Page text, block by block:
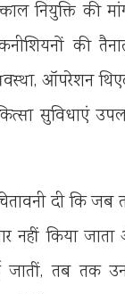
नियुक्ति की
की
ऑपरेशन
सुविधाएं
दी कि जब
नहीं किया
जातीं, तब तक